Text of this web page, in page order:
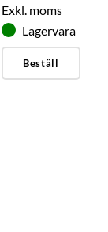
Exkl. moms
Lagervara
Beställ